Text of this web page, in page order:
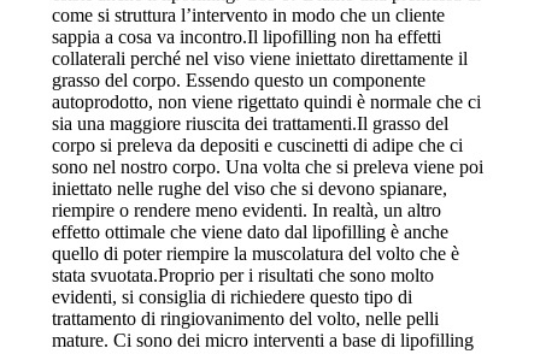
come si struttura l’intervento in modo che un cliente
sappia a cosa va incontro.Il lipofilling non ha effetti
collaterali perché nel viso viene iniettato direttamente il
grasso del corpo. Essendo questo un componente
autoprodotto, non viene rigettato quindi è normale che ci
sia una maggiore riuscita dei trattamenti.Il grasso del
corpo si preleva da depositi e cuscinetti di adipe che ci
sono nel nostro corpo. Una volta che si preleva viene poi
iniettato nelle rughe del viso che si devono spianare,
riempire o rendere meno evidenti. In realtà, un altro
effetto ottimale che viene dato dal lipofilling è anche
quello di poter riempire la muscolatura del volto che è
stata svuotata.Proprio per i risultati che sono molto
evidenti, si consiglia di richiedere questo tipo di
trattamento di ringiovanimento del volto, nelle pelli
mature. Ci sono dei micro interventi a base di lipofilling